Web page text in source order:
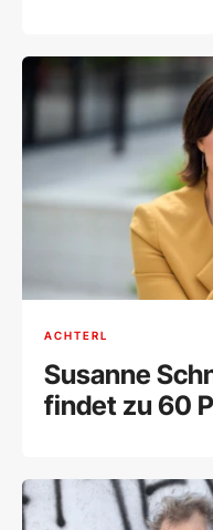
ACHTERL
Susanne
findet zu 60